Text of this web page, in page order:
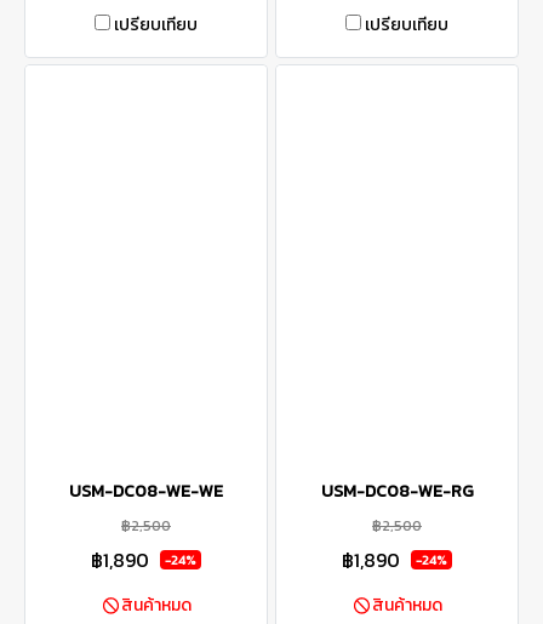
เปรียบเทียบ
เปรียบเทียบ
USM-DC08-WE-WE
฿2,500
฿1,890 -24%
สินค้าหมด
USM-DC08-WE-RG
฿2,500
฿1,890 -24%
สินค้าหมด